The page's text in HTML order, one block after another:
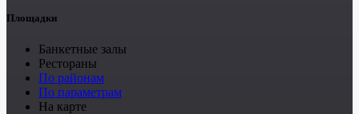
Площадки
Банкетные залы
Рестораны
По районам
По параметрам
На карте